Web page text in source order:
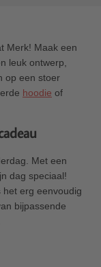
Merk! Maak een
leuk ontwerp,
op een stoer
hoodie of
Met een
dag speciaal!
het erg eenvoudig
bijpassende